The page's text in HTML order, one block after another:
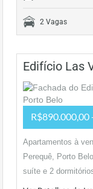
2 Vagas
Edifício Las
R$890.000,00
Apartamentos à
Perequê, Porto
suíte e 2